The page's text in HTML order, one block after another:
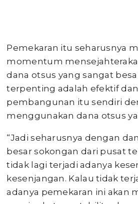
Pemekaran itu seharusnya
momentum
dana otsus yang sangat
terpenting adalah efektif
pembangunan itu sendiri
menggunakan dana otsus
“Jadi seharusnya dengan
besar sokongan dari pusat
tidak lagi terjadi adanya
kesenjangan. Kalau tidak
adanya pemekaran ini akan